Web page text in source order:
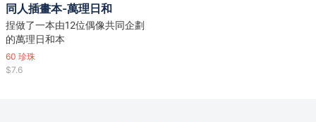
同人插畫本-萬理日和
捏做了一本由12位偶像共同企劃
的萬理日和本
60 珍珠
$7.6